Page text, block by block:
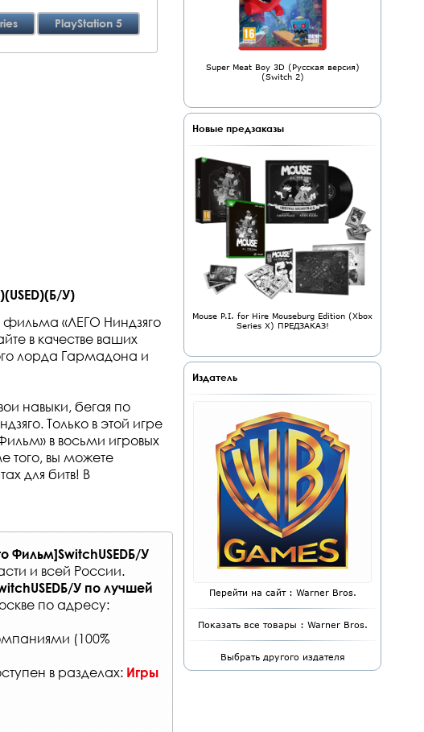
PlayStation 5
У)
фильма «ЛЕГО Ниндзяго
в качестве ваших
лорда Гармадона и
навыки, бегая по
Только в этой игре
в восьми игровых
того, вы можете
для битв! В
Фильм]SwitchUSEDБ/У
и всей России.
У по лучшей
по адресу:
(100%
в разделах: Игры
Super Meat Boy 3D (Русская версия)
(Switch 2)
Новые предзаказы
Mouse P.I. for Hire Mouseburg Edition (Xbox
Series X) ПРЕДЗАКАЗ!
Издатель
Перейти на сайт : Warner Bros.
Показать все товары : Warner Bros.
Выбрать другого издателя